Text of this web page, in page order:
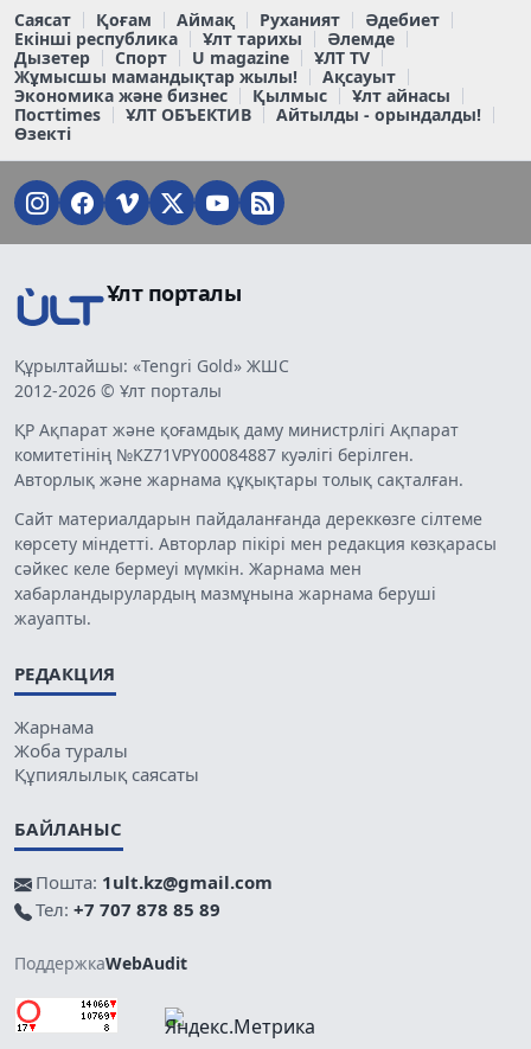
Саясат Қоғам Аймақ Руханият
Әдебиет
Екінші республика
Ұлт тарихы
Әлемде
Дызетер
Спорт U magazine
ҰЛТ TV
Жұмысшы мамандықтар жылы!
Ақсауыт
Экономика және бизнес
Қылмыс
Ұлт айнасы
Постtimes
ҰЛТ ОБЪЕКТИВ
Айтылды - орындалды!
Өзекті
Ұлт порталы
Құрылтайшы: «Tengri Gold» ЖШС
2012-2026 © Ұлт порталы
ҚР Ақпарат және қоғамдық даму министрлігі Ақпарат
комитетінің №KZ71VPY00084887 куәлігі берілген.
Авторлық және жарнама құқықтары толық сақталған.
Сайт материалдарын пайдаланғанда дереккөзге сілтеме
көрсету міндетті. Авторлар пікірі мен редакция көзқарасы
сәйкес келе бермеуі мүмкін. Жарнама мен
хабарландырулардың мазмұнына жарнама беруші
жауапты.
РЕДАКЦИЯ
Жарнама
Жоба туралы
Құпиялылық саясаты
БАЙЛАНЫС
Пошта: 1ult.kz@gmail.com
Тел: +7 707 878 85 89
ПоддержкаWebAudit